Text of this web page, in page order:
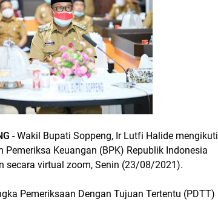
- Wakil Bupati Soppeng, Ir Lutfi Halide mengikuti
Pemeriksa Keuangan (BPK) Republik Indonesia
secara virtual zoom, Senin (23/08/2021).
Pemeriksaan Dengan Tujuan Tertentu (PDTT)